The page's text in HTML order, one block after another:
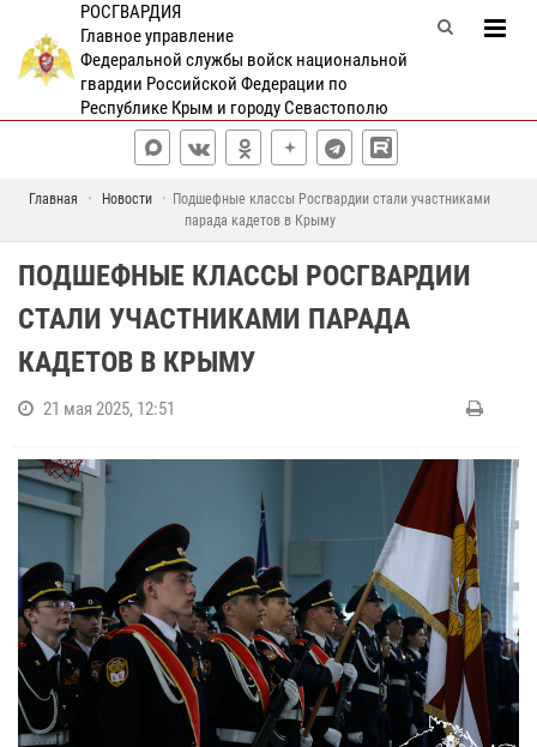
РОСГВАРДИЯ
Главное управление
Федеральной службы войск национальной
гвардии Российской Федерации по
Республике Крым и городу Севастополю
Главная Новости
Подшефные классы Росгвардии стали участниками
парада кадетов в Крыму
ПОДШЕФНЫЕ КЛАССЫ РОСГВАРДИИ
СТАЛИ УЧАСТНИКАМИ ПАРАДА
КАДЕТОВ В КРЫМУ
21 мая 2025, 12:51